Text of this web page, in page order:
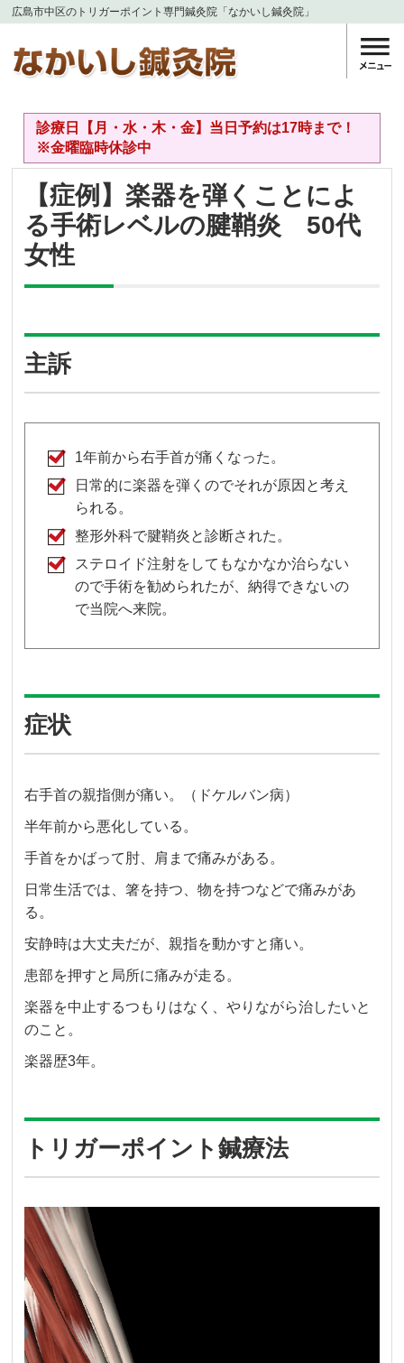
広島市中区のトリガーポイント専門鍼灸院「なかいし鍼灸院」
診療日【月・水・木・金】当日予約は17時まで！
※金曜臨時休診中
【症例】楽器を弾くことによ
る手術レベルの腱鞘炎 50代
女性
主訴
1年前から右手首が痛くなった。
日常的に楽器を弾くのでそれが原因と考え
られる。
整形外科で腱鞘炎と診断された。
ステロイド注射をしてもなかなか治らない
ので手術を勧められたが、納得できないの
で当院へ来院。
症状
右手首の親指側が痛い。（ドケルバン病）
半年前から悪化している。
手首をかばって肘、肩まで痛みがある。
日常生活では、箸を持つ、物を持つなどで痛みがあ
る。
安静時は大丈夫だが、親指を動かすと痛い。
患部を押すと局所に痛みが走る。
楽器を中止するつもりはなく、やりながら治したいと
のこと。
楽器歴3年。
トリガーポイント鍼療法